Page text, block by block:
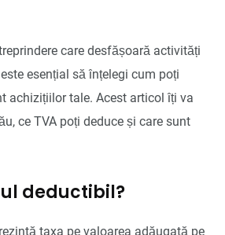
care desfășoară activități
esențial să înțelegi cum poți
achizițiilor tale. Acest articol îți va
ce TVA poți deduce și care sunt
deductibil?
taxa pe valoarea adăugată pe